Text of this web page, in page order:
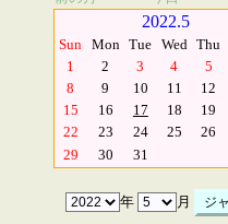
2022.5
Sun Mon Tue Wed Thu
1
2 3 4 5
8
9 10 11 12
15
16 17 18 19
22
23 24 25 26
29
30 31
年 月